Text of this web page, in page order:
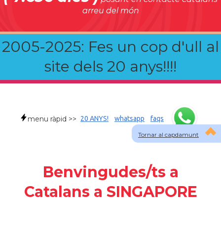
arreu del món
2005-2025: Fes un cop d'ull al
site dels 20 anys!!!!
Tornar al capdamunt
menu ràpid >> 20 ANYS! whatsapp faqs
Benvingudes/ts a
Catalans a SINGAPORE